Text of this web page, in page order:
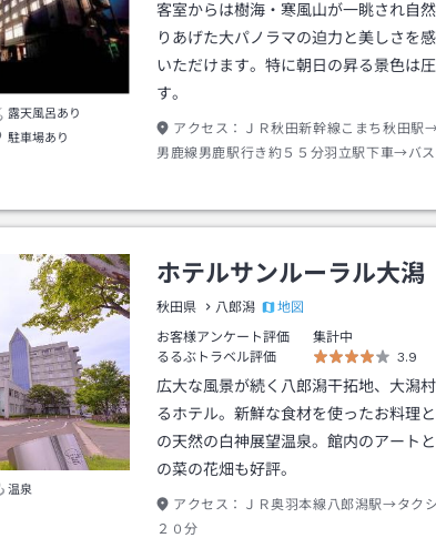
露天風呂あり
駐車場あり
客室からは樹海・寒風山が一眺され自
りあげた大パノラマの迫力と美しさを
いただけます。特に朝日の昇る景色は
す。
アクセス：
ＪＲ秋田新幹線こまち秋田駅
男鹿線男鹿駅行き約５５分羽立駅下車→バ
温泉
ホテルサンルーラル大潟
秋田県 八郎潟
地図
お客様アンケート評価
集計中
るるぶトラベル評価
3.9
広大な風景が続く八郎潟干拓地、大潟
るホテル。新鮮な食材を使ったお料理
の天然の白神展望温泉。館内のアート
の菜の花畑も好評。
アクセス：
ＪＲ奥羽本線八郎潟駅→タク
２０分